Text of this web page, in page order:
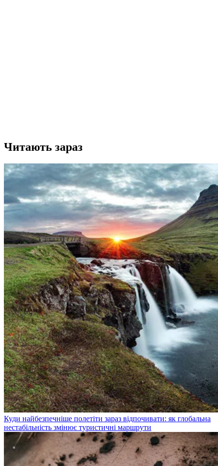
Читають зараз
Куди найбезпечніше полетіти зараз відпочивати: як глобальна
нестабільність змінює туристичні маршрути